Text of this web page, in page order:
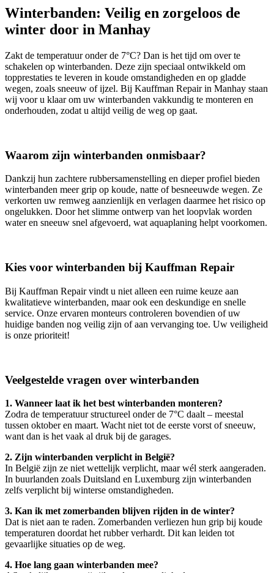
Winterbanden: Veilig en zorgeloos de
winter door in Manhay
Zakt de temperatuur onder de 7°C? Dan is het tijd om over te
schakelen op winterbanden. Deze zijn speciaal ontwikkeld om
topprestaties te leveren in koude omstandigheden en op gladde
wegen, zoals sneeuw of ijzel. Bij Kauffman Repair in Manhay staan
wij voor u klaar om uw winterbanden vakkundig te monteren en
onderhouden, zodat u altijd veilig de weg op gaat.
Waarom zijn winterbanden onmisbaar?
Dankzij hun zachtere rubbersamenstelling en dieper profiel bieden
winterbanden meer grip op koude, natte of besneeuwde wegen. Ze
verkorten uw remweg aanzienlijk en verlagen daarmee het risico op
ongelukken. Door het slimme ontwerp van het loopvlak worden
water en sneeuw snel afgevoerd, wat aquaplaning helpt voorkomen.
Kies voor winterbanden bij Kauffman Repair
Bij Kauffman Repair vindt u niet alleen een ruime keuze aan
kwalitatieve winterbanden, maar ook een deskundige en snelle
service. Onze ervaren monteurs controleren bovendien of uw
huidige banden nog veilig zijn of aan vervanging toe. Uw veiligheid
is onze prioriteit!
Veelgestelde vragen over winterbanden
1. Wanneer laat ik het best winterbanden monteren?
Zodra de temperatuur structureel onder de 7°C daalt – meestal
tussen oktober en maart. Wacht niet tot de eerste vorst of sneeuw,
want dan is het vaak al druk bij de garages.
2. Zijn winterbanden verplicht in België?
In België zijn ze niet wettelijk verplicht, maar wél sterk aangeraden.
In buurlanden zoals Duitsland en Luxemburg zijn winterbanden
zelfs verplicht bij winterse omstandigheden.
3. Kan ik met zomerbanden blijven rijden in de winter?
Dat is niet aan te raden. Zomerbanden verliezen hun grip bij koude
temperaturen doordat het rubber verhardt. Dit kan leiden tot
gevaarlijke situaties op de weg.
4. Hoe lang gaan winterbanden mee?